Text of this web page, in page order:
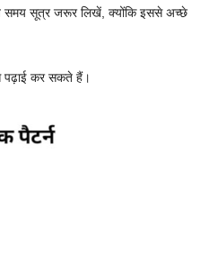
समय सूत्र जरूर लिखें, क्योंकि इससे अच्छे
पढ़ाई कर सकते हैं।